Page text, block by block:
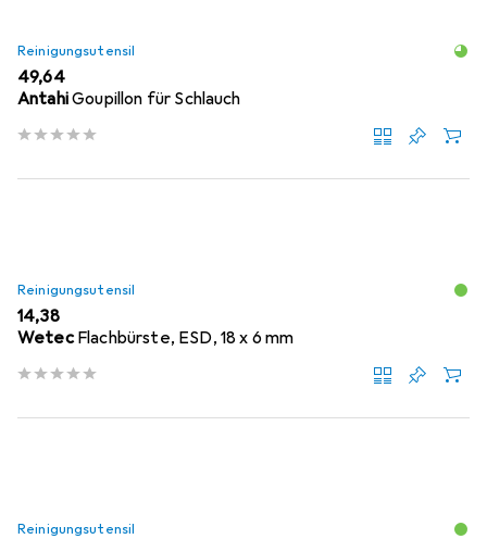
Reinigungsutensil
EUR
49,64
AntahiGoupillon für Schlauch
Reinigungsutensil
EUR
14,38
Wetec Flachbürste, ESD, 18 x 6 mm
Reinigungsutensil